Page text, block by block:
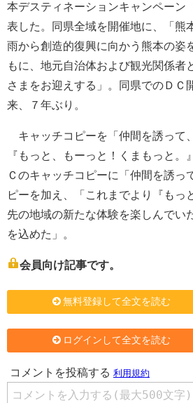
本デスティネーションキャンペーン
表した。同県全域を開催地に、「熊
雨から創造的復興に向かう熊本の姿
もに、地元自治体および観光関係者
さまをお迎えする」。同県でのＤＣ
来、７年ぶり。
キャッチコピーを「仲間を誘って
『もっと、もーっと！くまもっと。
Ｃのキャッチコピーに「仲間を誘っ
ピーを加え、「これまでより『もっ
先の地域の新たな体験を楽しんでい
を込めた」。
会員向け記事です。
無料登録して全文を読む
ログインして全文を読む